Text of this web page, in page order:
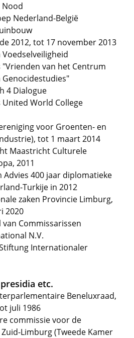
Nederland-België
2012, tot 17 november 2013
"Vrienden van het Centrum
4 Dialogue
United World College
voor Groenten- en
tot 1 maart 2014
Maastricht Culturele
2011
Advies 400 jaar diplomatieke
Turkije in 2012
zaken Provincie Limburg,
2020
Commissarissen
N.V.
Internationaler
etc.
Beneluxraad,
juli 1986
commissie voor de
Limburg (Tweede Kamer